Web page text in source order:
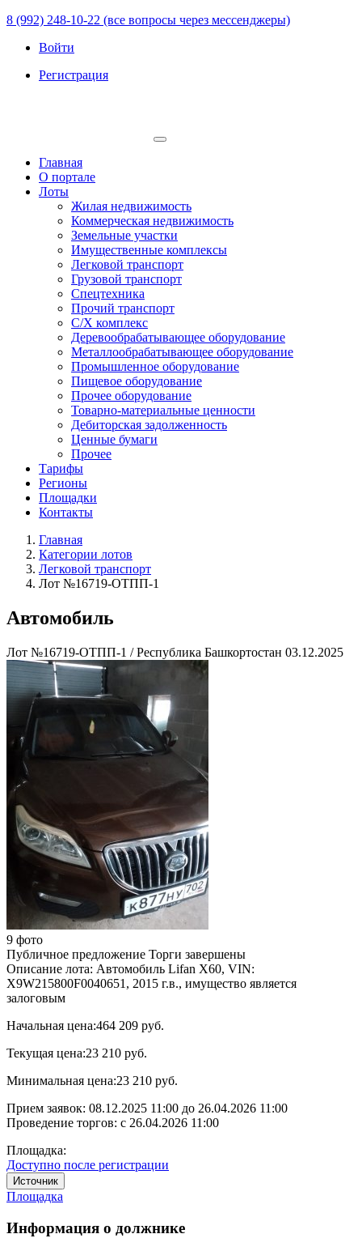
8 (992) 248-10-22 (все вопросы через мессенджеры)
Войти
Регистрация
Главная
О портале
Лоты
Жилая недвижимость
Коммерческая недвижимость
Земельные участки
Имущественные комплексы
Легковой транспорт
Грузовой транспорт
Спецтехника
Прочий транспорт
С/Х комплекс
Деревообрабатывающее оборудование
Металлообрабатывающее оборудование
Промышленное оборудование
Пищевое оборудование
Прочее оборудование
Товарно-материальные ценности
Дебиторская задолженность
Ценные бумаги
Прочее
Тарифы
Регионы
Площадки
Контакты
Главная
Категории лотов
Легковой транспорт
Лот №16719-ОТПП-1
Автомобиль
Лот №16719-ОТПП-1 / Республика Башкортостан 03.12.2025
9 фото
Публичное предложение Торги завершены
Описание лота: Автомобиль Lifan X60, VIN:
X9W215800F0040651, 2015 г.в., имущество является
залоговым
Начальная цена:464 209 руб.
Текущая цена:23 210 руб.
Минимальная цена:23 210 руб.
Прием заявок: 08.12.2025 11:00 до 26.04.2026 11:00
Проведение торгов: с 26.04.2026 11:00
Площадка:
Доступно после регистрации
Источник
Площадка
Информация о должнике